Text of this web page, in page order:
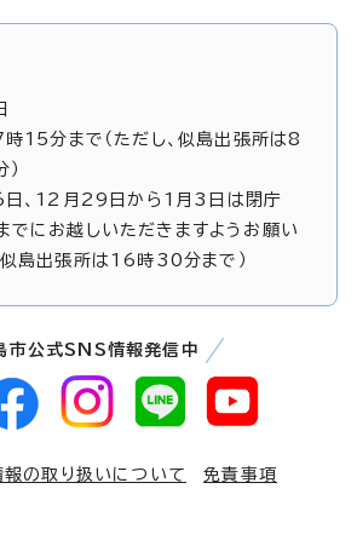
15分まで（ただし、似島出張所は8
日、12月29日から1月3日は閉庁
でにお越しいただきますようお願い
似島出張所は16時30分まで）
市公式SNS情報発信中
報の取り扱いについて
免責事項